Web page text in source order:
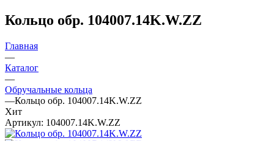
Кольцо обр. 104007.14K.W.ZZ
Главная
—
Каталог
—
Обручальные кольца
—Кольцо обр. 104007.14K.W.ZZ
Хит
Артикул: 104007.14K.W.ZZ